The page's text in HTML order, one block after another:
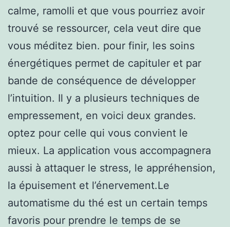
calme, ramolli et que vous pourriez avoir
trouvé se ressourcer, cela veut dire que
vous méditez bien. pour finir, les soins
énergétiques permet de capituler et par
bande de conséquence de développer
l’intuition. Il y a plusieurs techniques de
empressement, en voici deux grandes.
optez pour celle qui vous convient le
mieux. La application vous accompagnera
aussi à attaquer le stress, le appréhension,
la épuisement et l’énervement.Le
automatisme du thé est un certain temps
favoris pour prendre le temps de se